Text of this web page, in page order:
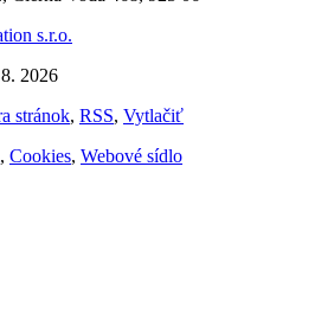
s.r.o.
2026
stránok, RSS, Vytlačiť
, Cookies, Webové sídlo